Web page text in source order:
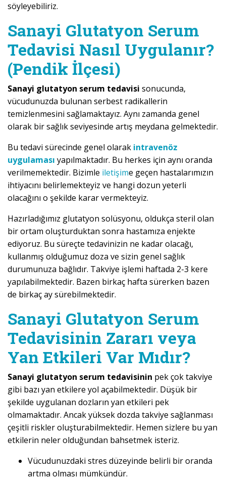
söyleyebiliriz.
Sanayi Glutatyon Serum
Tedavisi Nasıl Uygulanır?
(Pendik İlçesi)
Sanayi glutatyon serum tedavisi sonucunda,
vücudunuzda bulunan serbest radikallerin
temizlenmesini sağlamaktayız. Aynı zamanda genel
olarak bir sağlık seviyesinde artış meydana gelmektedir.
Bu tedavi sürecinde genel olarak intravenöz
uygulaması yapılmaktadır. Bu herkes için aynı oranda
verilmemektedir. Bizimle iletişime geçen hastalarımızın
ihtiyacını belirlemekteyiz ve hangi dozun yeterli
olacağını o şekilde karar vermekteyiz.
Hazırladığımız glutatyon solüsyonu, oldukça steril olan
bir ortam oluşturduktan sonra hastamıza enjekte
ediyoruz. Bu süreçte tedavinizin ne kadar olacağı,
kullanmış olduğumuz doza ve sizin genel sağlık
durumunuza bağlıdır. Takviye işlemi haftada 2-3 kere
yapılabilmektedir. Bazen birkaç hafta sürerken bazen
de birkaç ay sürebilmektedir.
Sanayi Glutatyon Serum
Tedavisinin Zararı veya
Yan Etkileri Var Mıdır?
Sanayi glutatyon serum tedavisinin pek çok takviye
gibi bazı yan etkilere yol açabilmektedir. Düşük bir
şekilde uygulanan dozların yan etkileri pek
olmamaktadır. Ancak yüksek dozda takviye sağlanması
çeşitli riskler oluşturabilmektedir. Hemen sizlere bu yan
etkilerin neler olduğundan bahsetmek isteriz.
Vücudunuzdaki stres düzeyinde belirli bir oranda
artma olması mümkündür.